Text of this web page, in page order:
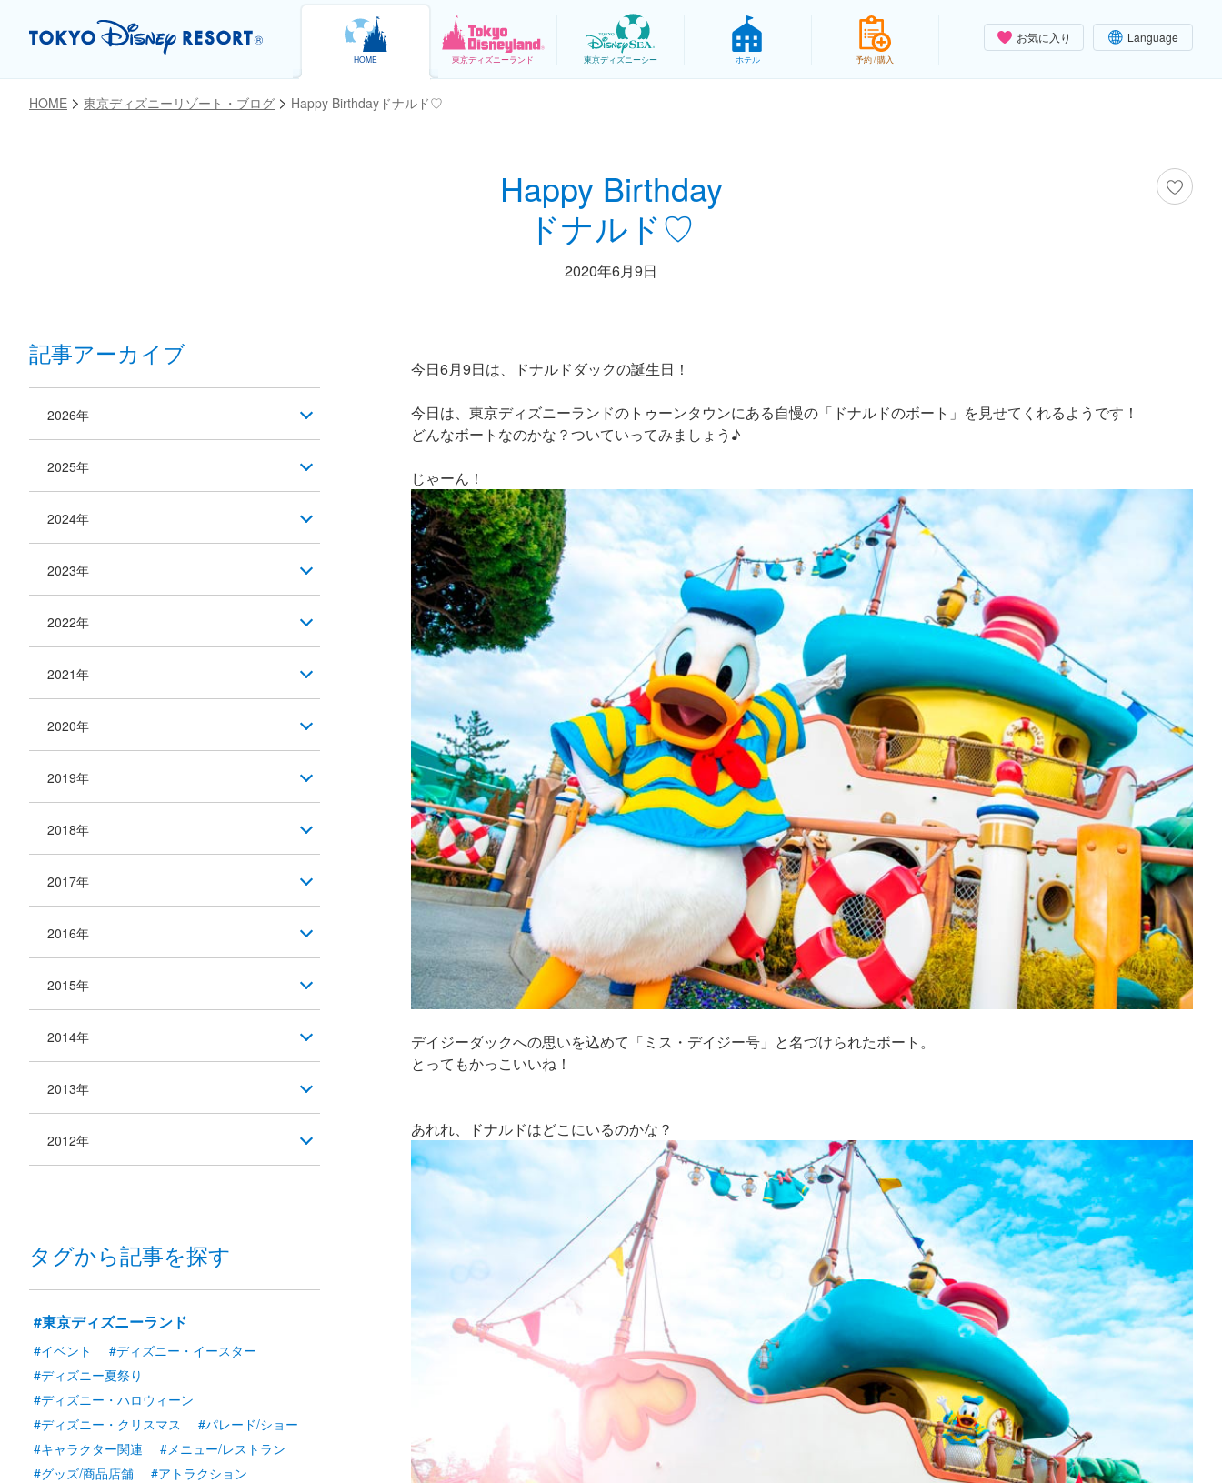
お気に入り Language
HOME 東京ディズニーランド 東京ディズニーシー ホテル 予約 / 購入
HOME 東京ディズニーリゾート・ブログ Happy Birthdayドナルド♡
Happy Birthday
ドナルド♡
2020年6月9日
今日6月9日は、ドナルドダックの誕生日！
今日は、東京ディズニーランドのトゥーンタウンにある自慢の「ドナルドのボート」を見せてくれるようです！
どんなボートなのかな？ついていってみましょう♪
じゃーん！
デイジーダックへの思いを込めて「ミス・デイジー号」と名づけられたボート。
とってもかっこいいね！
あれれ、ドナルドはどこにいるのかな？
記事アーカイブ
2026年
2025年
2024年
2023年
2022年
2021年
2020年
2019年
2018年
2017年
2016年
2015年
2014年
2013年
2012年
タグから記事を探す
#東京ディズニーランド
#イベント
#ディズニー・イースター
#ディズニー夏祭り
#ディズニー・ハロウィーン
#ディズニー・クリスマス
#パレード/ショー
#キャラクター関連
#メニュー/レストラン
#グッズ/商品店舗
#アトラクション